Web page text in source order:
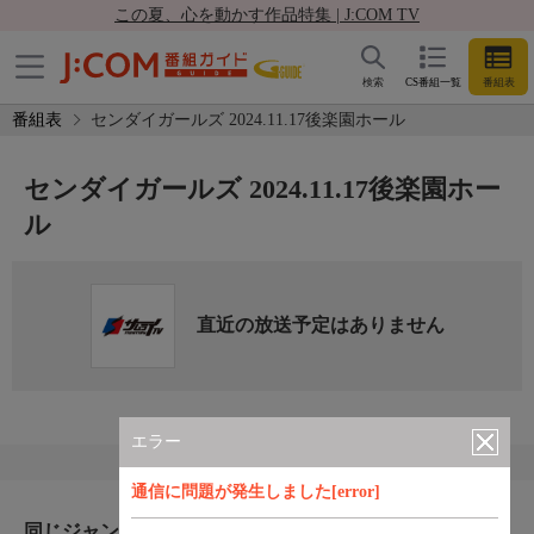
この夏、心を動かす作品特集 | J:COM TV
CS番組一覧 番組表
検索
番組表 センダイガールズ 2024.11.17後楽園ホール
エラー
通信に問題が発生しました[error]
センダイガールズ 2024.11.17後楽園ホー
ル
直近の放送予定はありません